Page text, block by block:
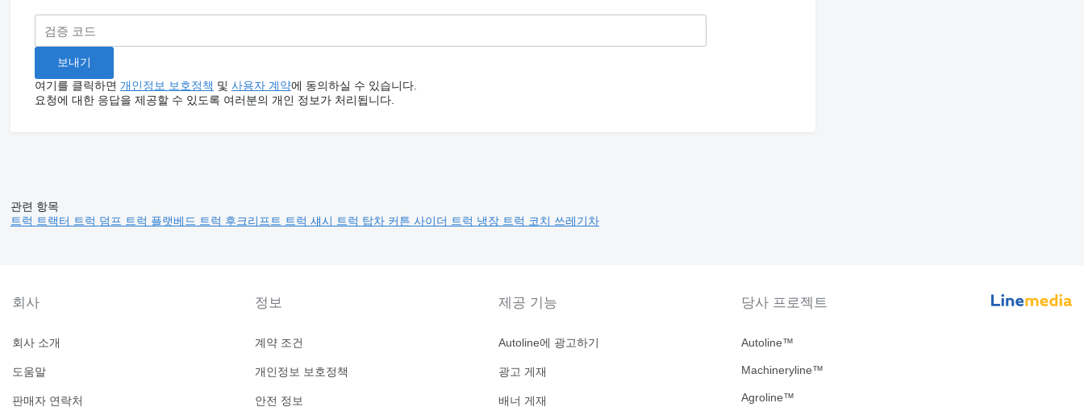
여기를 클릭하면 개인정보 보호정책 및 사용자 계약에 동의하실 수 있습니다.
요청에 대한 응답을 제공할 수 있도록 여러분의 개인 정보가 처리됩니다.
관련 항목
트럭 트랙터 트럭 덤프 트럭 플랫베드 트럭 후크리프트 트럭 섀시 트럭 탑차 커튼 사이더 트럭 냉장 트럭 코치 쓰레기차
회사
회사 소개
도움말
판매자 연락처
정보
계약 조건
개인정보 보호정책
안전 정보
제공 기능
Autoline에 광고하기
광고 게재
배너 게재
당사 프로젝트
Autoline™
Machineryline™
Agroline™